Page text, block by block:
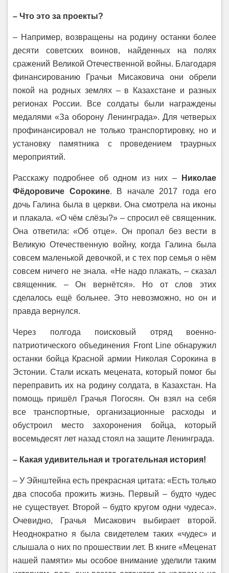
– Что это за проекты?
– Например, возвращены на родину останки более
десяти советских воинов, найденных на полях
сражений Великой Отечественной войны. Благодаря
финансированию Грачьи Мисаковича они обрели
покой на родных землях – в Казахстане и разных
регионах России. Все солдаты были награждены
медалями «За оборону Ленинграда». Для четверых
профинансировал не только транспортировку, но и
установку памятника с проведением траурных
мероприятий.
Расскажу подробнее об одном из них –
Николае
Фёдоровиче Сорокине. В начале 2017 года его
дочь Галина была в церкви. Она смотрела на иконы
и плакала. «О чём слёзы?» – спросил её священник.
Она ответила: «Об отце». Он пропал без вести в
Великую Отечественную войну, когда Галина была
совсем маленькой девочкой, и с тех пор семья о нём
совсем ничего не знала. «Не надо плакать, – сказал
священник. – Он вернётся». Но от слов этих
сделалось ещё больнее. Это невозможно, но он и
правда вернулся.
Через полгода поисковый отряд военно-
патриотического объединения Front Line обнаружил
останки бойца Красной армии Николая Сорокина в
Эстонии. Стали искать мецената, который помог бы
переправить их на родину солдата, в Казахстан. На
помощь пришёл Грачья Погосян. Он взял на себя
все транспортные, организационные расходы и
обустроил место захоронения бойца, который
восемьдесят лет назад стоял на защите Ленинграда.
– Какая удивительная и трогательная история!
– У Эйнштейна есть прекрасная цитата: «Есть только
два способа прожить жизнь. Первый – будто чудес
не существует. Второй – будто кругом одни чудеса».
Очевидно, Грачья Мисакович выбирает второй.
Неоднократно я была свидетелем таких «чудес» и
слышала о них по прошествии лет. В книге «Меценат
нашей памяти» мы особое внимание уделили таким